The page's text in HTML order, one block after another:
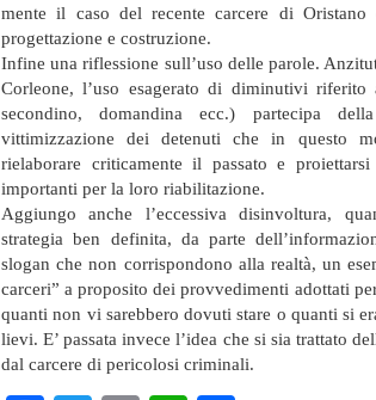
mente il caso del recente carcere di
progettazione e costruzione.
Infine una riflessione sull’uso delle parole.
Corleone, l’uso esagerato di diminutivi riferito
secondino, domandina ecc.) partecipa
vittimizzazione dei detenuti che in questo
rielaborare criticamente il passato e
importanti per la loro riabilitazione.
Aggiungo anche l’eccessiva disinvoltura,
strategia ben definita, da parte
slogan che non corrispondono alla realtà, un
carceri” a proposito dei provvedimenti adottati
quanti non vi sarebbero dovuti stare o quanti si
lievi. E’ passata invece l’idea che si sia trattato
dal carcere di pericolosi criminali.